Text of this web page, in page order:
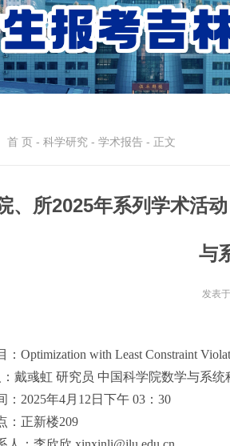
首 页 - 科学研究 - 学术报告 - 正文
、所2025年系列学术活
与
发表
：Optimization with Least Constraint
戴彧虹 研究员 中国科学院数学与系统
：2025年4月12日下午 03：30
：正新楼209